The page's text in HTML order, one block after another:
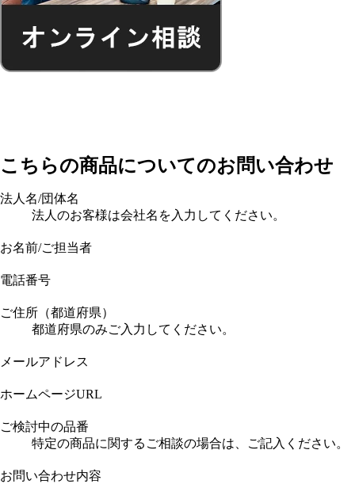
こちらの商品についてのお問い合わせ
法人名/団体名
法人のお客様は会社名を入力してください。
お名前/ご担当者
電話番号
ご住所（都道府県）
都道府県のみご入力してください。
メールアドレス
ホームページURL
ご検討中の品番
特定の商品に関するご相談の場合は、ご記入ください。
お問い合わせ内容